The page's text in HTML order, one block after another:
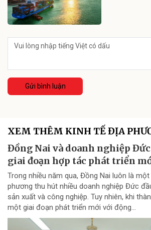
Gửi bình luận
XEM THÊM KINH TẾ ĐỊA
Đồng Nai và doanh nghiệp
giai đoạn hợp tác phát triển
Trong nhiều năm qua, Đồng Nai luôn là
phương thu hút nhiều doanh nghiệp Đức
sản xuất và công nghiệp. Tuy nhiên, khi
một giai đoạn phát triển mới với động...